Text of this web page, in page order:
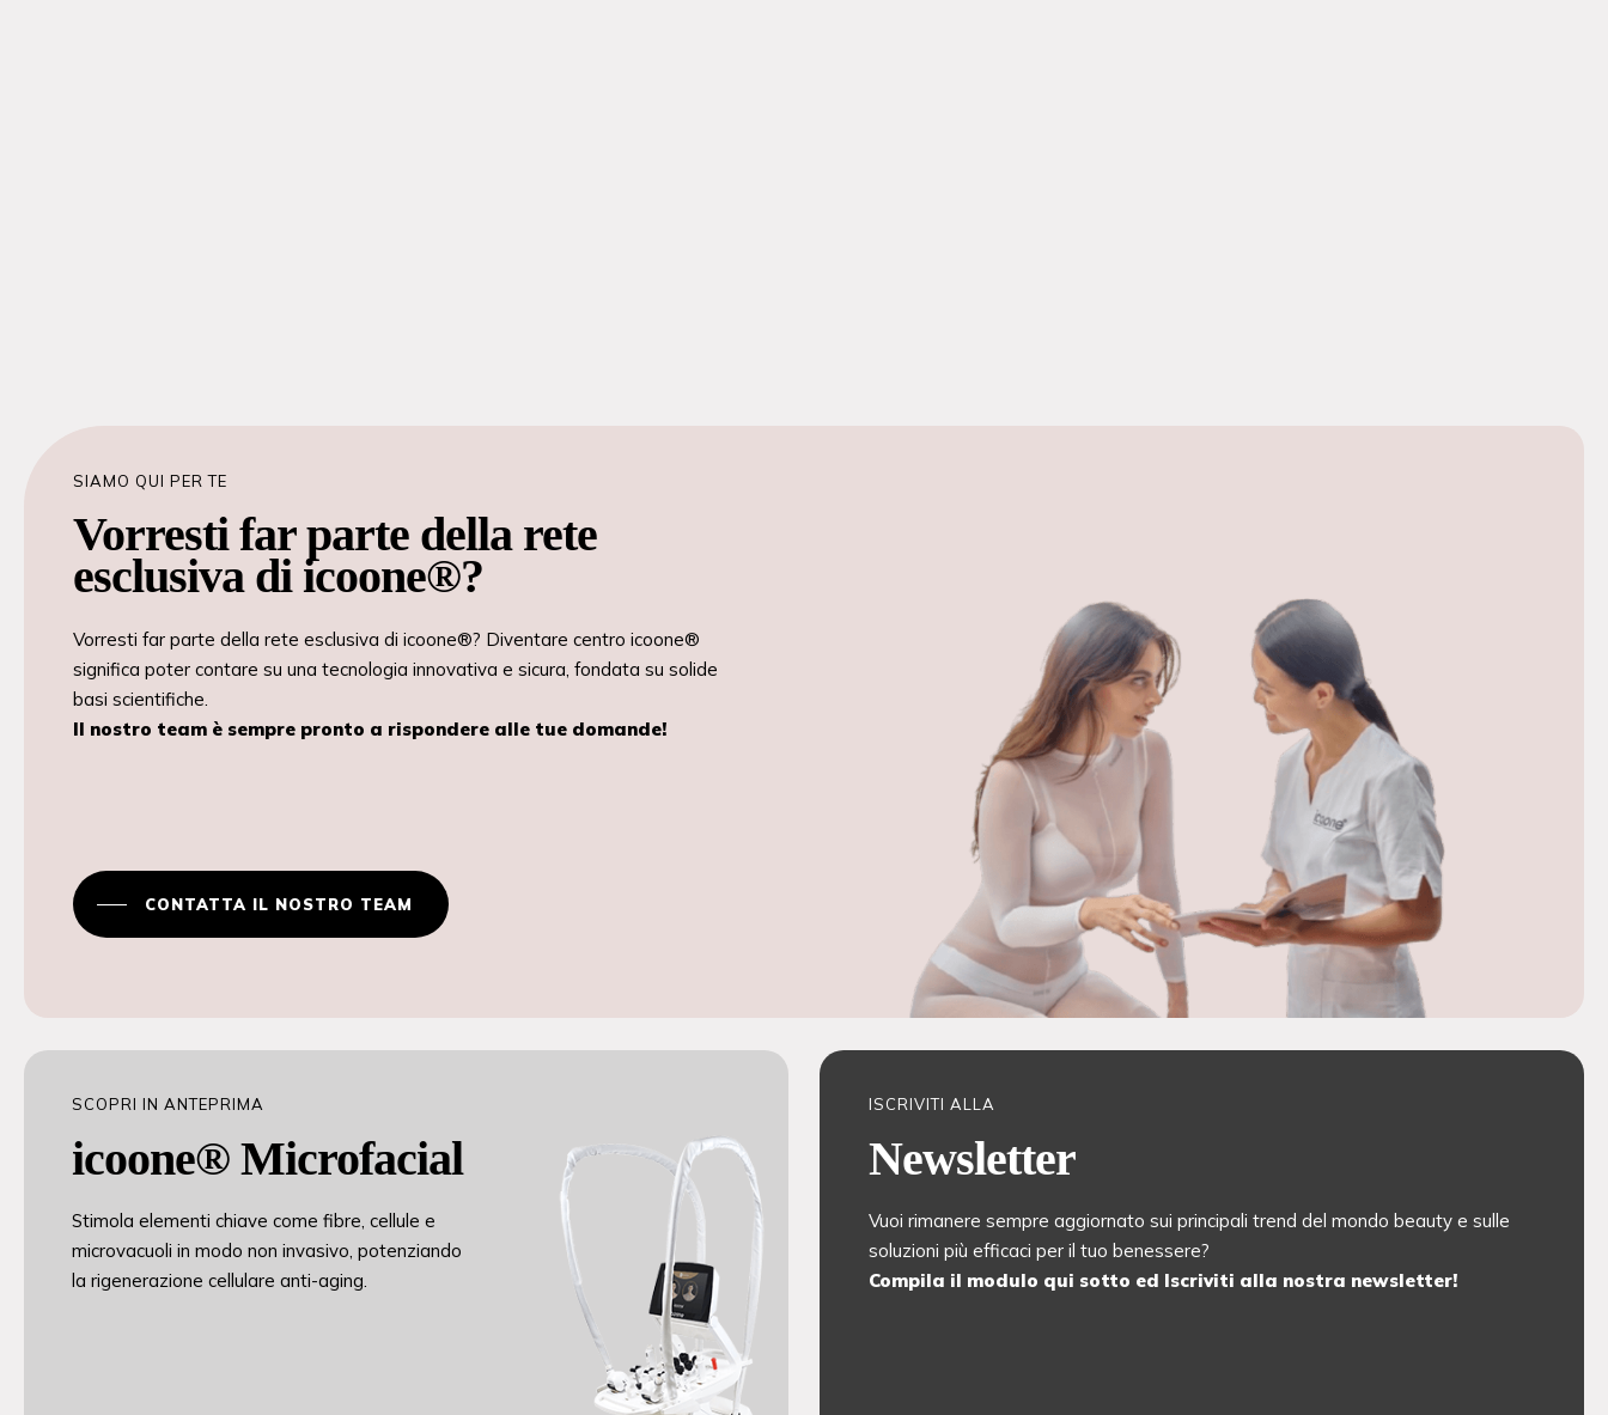
SIAMO QUI PER TE
Vorresti far parte della rete
esclusiva di icoone®?
Vorresti far parte della rete esclusiva di icoone®? Diventare centro icoone®
significa poter contare su una tecnologia innovativa e sicura, fondata su solide
basi scientifiche.
Il nostro team è sempre pronto a rispondere alle tue domande!
CONTATTA IL NOSTRO TEAM
SCOPRI IN ANTEPRIMA
icoone® Microfacial
Stimola elementi chiave come fibre, cellule e
microvacuoli in modo non invasivo, potenziando
la rigenerazione cellulare anti-aging.
ISCRIVITI ALLA
Newsletter
Vuoi rimanere sempre aggiornato sui principali trend del mondo beauty e sulle
soluzioni più efficaci per il tuo benessere?
Compila il modulo qui sotto ed Iscriviti alla nostra newsletter!